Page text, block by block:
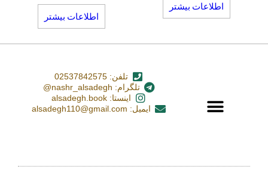
اطلاعات بیشتر
اطلاعات بیشتر
تلفن: 02537842575
تلگرام: nashr_alsadegh@
اینستا: alsadegh.book
ایمیل: alsadegh110@gmail.com